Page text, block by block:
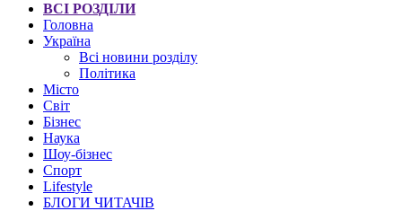
ВСІ РОЗДІЛИ
Головна
Україна
Всі новини розділу
Політика
Місто
Світ
Бізнес
Наука
Шоу-бізнес
Спорт
Lifestyle
БЛОГИ ЧИТАЧІВ